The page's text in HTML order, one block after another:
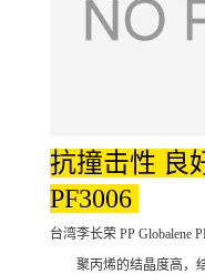
抗撞击性 良
PF3006
台湾李长荣 PP Globalene
聚丙烯的结晶度高，结